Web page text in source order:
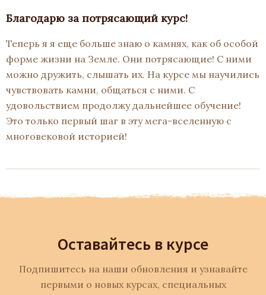
Благодарю за потрясающий курс!
Теперь я я еще больше знаю о камнях, как об особой
форме жизни на Земле. Они потрясающие! С ними
можно дружить, слышать их. На курсе мы научились
чувствовать камни, общаться с ними. С
удовольствием продолжу дальнейшее обучение!
Это только первый шаг в эту мега-вселенную с
многовековой историей!
Оставайтесь в курсе
Подпишитесь на наши обновления и узнавайте
первыми о новых курсах, специальных